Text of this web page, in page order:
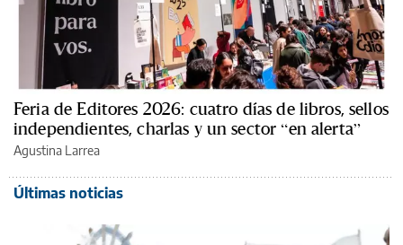
Feria de Editores 2026: cuatro días de libros, sellos
independientes, charlas y un sector “en alerta”
Agustina Larrea
Últimas noticias